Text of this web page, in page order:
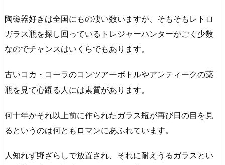
陶磁器好きは全国にもの凄い数いますが、そもそもレトロ
ガラス瓶を探し回っているトレジャーハンターがごく少数
なのでチャンスはいくらでもあります。
古いコカ・コーラのコンツアーボトルやアンティークの薬
瓶を見て心躍る人には素質があります。
何十年かそれ以上前に作られたガラス瓶が再び日の目を見
るというのは何ともロマンにあふれています。
人知れず野ざらしで放置され、それに耐えうるガラスとい